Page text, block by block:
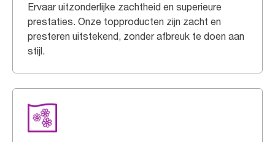
Ervaar uitzonderlijke zachtheid en superieure
prestaties. Onze topproducten zijn zacht en
presteren uitstekend, zonder afbreuk te doen aan
stijl.